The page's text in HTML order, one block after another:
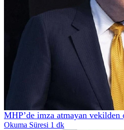
MHP’de imza atmayan vekilden
Okuma Süresi 1 dk